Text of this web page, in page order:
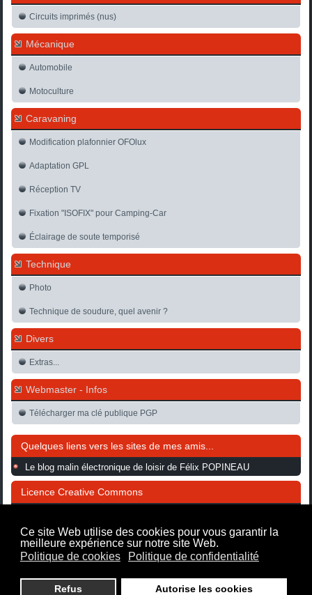
Ce site Web utilise des cookies pour vous garantir la
meilleure expérience sur notre site Web.
Politique de cookies
Politique de confidentialité
Refus Autorise les cookies
Circuits imprimés (nus)
Mécanique
Automobile
Motoculture
Caravaning
Modification plafonnier OFOlux
Adaptation GPL
Réception TV
Fixation "ISOFIX" pour Camping-Car
Éclairage de soute temporisé
Technique
Photo
Technique de soudure, quel avenir ?
Divers
Extras...
Webmaster - Infos
Télécharger ma clé publique PGP
Quelques liens vers les sites de mes amis...
Le blog malin électronique de loisir de Félix POPINEAU
Licence Creative Commons
est mis
à disposition selon les termes de la
Commons
dans les Mêmes Conditions